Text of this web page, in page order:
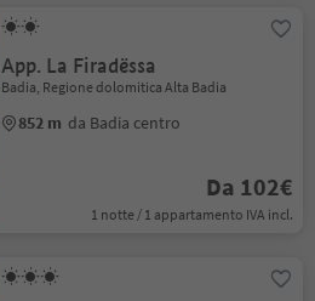
App. La Firadëssa
Badia, Regione dolomitica Alta Badia
852 m da Badia centro
Da 102€
1 notte / 1 appartamento IVA incl.